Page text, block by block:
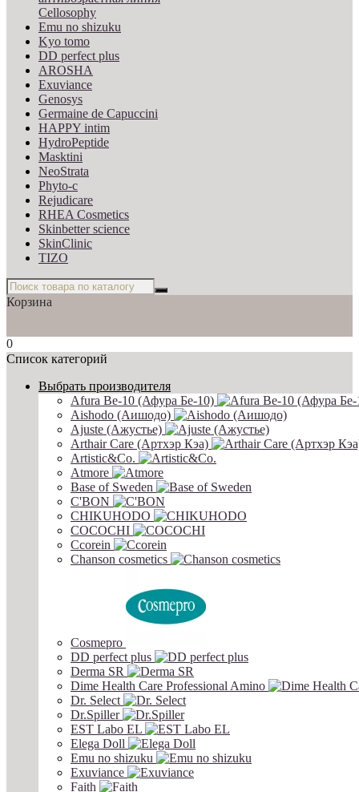
Cellosophy
Emu no shizuku
Kyo tomo
DD perfect plus
AROSHA
Exuviance
Genosys
Germaine de Capuccini
HAPPY intim
HydroPeptide
Masktini
NeoStrata
Phyto-c
Rejudicare
RHEA Cosmetics
Skinbetter science
SkinСlinic
TIZO
Корзина
0
Список категорий
Выбрать производителя
Afura Be-10 (Афура Бе-10)
Aishodo (Аишодо)
Ajuste (Ажустье)
Arthair Care (Артхэр Кэа)
Artistic&Co.
Atmore
Base of Sweden
C'BON
CHIKUHODO
COCOCHI
Ccorein
Chanson cosmetics
Cosmepro
DD perfect plus
Derma SR
Dime Health Care Professional Amino
Dr. Select
Dr.Spiller
EST Labo EL
Elega Doll
Emu no shizuku
Exuviance
Faith